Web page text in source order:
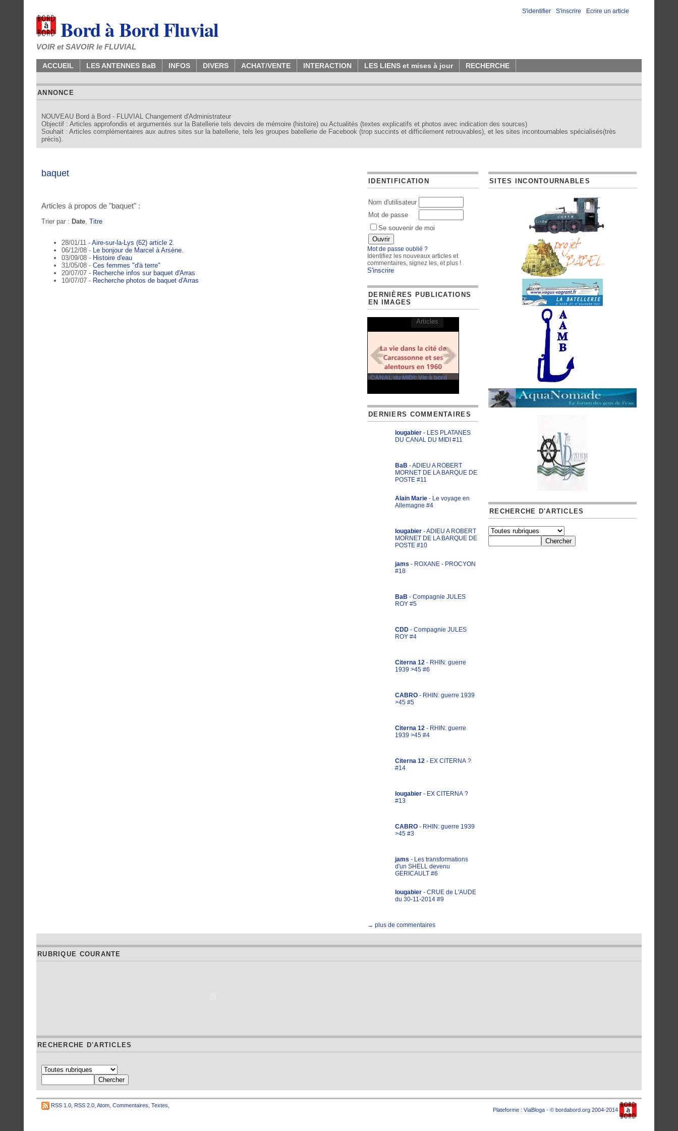
S'identifier - S'inscrire - Ecrire un article
Bord à Bord Fluvial
VOIR et SAVOIR le FLUVIAL
ACCUEIL LES ANTENNES BaB INFOS DIVERS ACHAT/VENTE INTERACTION LES LIENS et mises à jour RECHERCHE
ANNONCE
NOUVEAU Bord à Bord - FLUVIAL Changement d'Administrateur
Objectif : Articles approfondis et argumentés sur la Batellerie tels devoirs de mémoire (histoire) ou Actualités (textes explicatifs et photos avec indication des sources)
Souhait : Articles complémentaires aux autres sites sur la batellerie, tels les groupes batellerie de Facebook (trop succints et difficilement retrouvables), et les sites incontournables spécialisés(très
précis).
baquet
Articles à propos de "baquet" :
Trier par : Date Titre
28/01/11 - Aire-sur-la-Lys (62) article 2.
06/12/08 - Le bonjour de Marcel à Arsène.
03/09/08 - Histoire d'eau
31/05/08 - Ces femmes "d'à terre"
20/07/07 - Recherche infos sur baquet d'Arras
10/07/07 - Recherche photos de baquet d'Arras
IDENTIFICATION
Nom d'utilisateur
Mot de passe
Se souvenir de moi
Mot de passe oublié ?
Identifiez les nouveaux articles et
commentaires, signez les, et plus !
S'inscrire
DERNIÈRES PUBLICATIONS
EN IMAGES
CANAL du MIDI: Vie à bord
Articles
DERNIERS COMMENTAIRES
lougabier - LES PLATANES
DU CANAL DU MIDI #11
BaB - ADIEU A ROBERT
MORNET DE LA BARQUE DE
POSTE #11
Alain Marie - Le voyage en
Allemagne #4
lougabier - ADIEU A ROBERT
MORNET DE LA BARQUE DE
POSTE #10
jams - ROXANE - PROCYON
#18
BaB - Compagnie JULES
ROY #5
CDD - Compagnie JULES
ROY #4
Citerna 12 - RHIN: guerre
1939 >45 #6
CABRO - RHIN: guerre 1939
>45 #5
Citerna 12 - RHIN: guerre
1939 >45 #4
Citerna 12 - EX CITERNA ?
#14
lougabier - EX CITERNA ?
#13
CABRO - RHIN: guerre 1939
>45 #3
jams - Les transformations
d'un SHELL devenu
GERICAULT #6
lougabier - CRUE de L'AUDE
du 30-11-2014 #9
→ plus de commentaires
SITES INCONTOURNABLES
RECHERCHE D'ARTICLES
RUBRIQUE COURANTE
RECHERCHE D'ARTICLES
RSS 1.0 RSS 2.0 Atom Commentaires Textes
Plateforme : ViaBloga - © bordabord.org 2004-2014